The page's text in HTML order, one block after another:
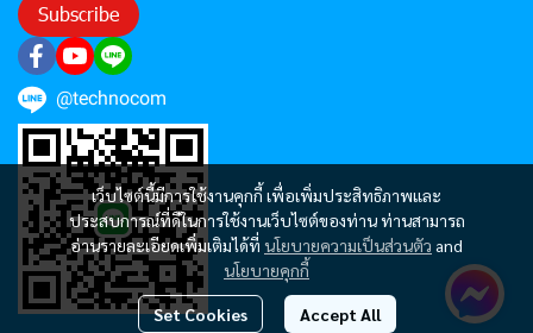
เว็บไซต์นี้มีการใช้งานคุกกี้ เพื่อเพิ่มประสิทธิภาพและ
ประสบการณ์ที่ดีในการใช้งานเว็บไซต์ของท่าน ท่านสามารถ
อ่านรายละเอียดเพิ่มเติมได้ที่ นโยบายความเป็นส่วนตัว and
นโยบายคุกกี้
Set Cookies Accept All
Subscribe
@technocom